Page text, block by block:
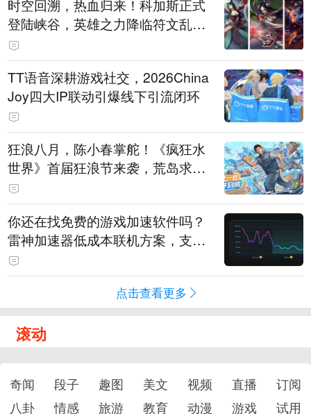
时空回溯，热血归来！科加斯正式
登陆峡谷，英雄之力降临符文乱
斗！
TT语音深耕游戏社交，2026China
Joy四大IP联动引爆线下引流闭环
狂浪八月，陈小春掌舵！《疯狂水
世界》首届狂浪节来袭，荒岛求生
直播即将开启
你还在找免费的游戏加速软件吗？
雷神加速器低成本联机方案，支持
免费试用
点击查看更多
滚动
奇闻 段子 趣图 美文 视频 直播
订阅
八卦
情感 旅游 教育 动漫 游戏 试用